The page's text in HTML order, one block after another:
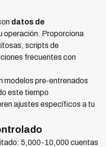
datos de
operación. Proporciona
scripts de
frecuentes con
modelos pre-entrenados
este tiempo
ajustes específicos a tu
5,000-10,000 cuentas